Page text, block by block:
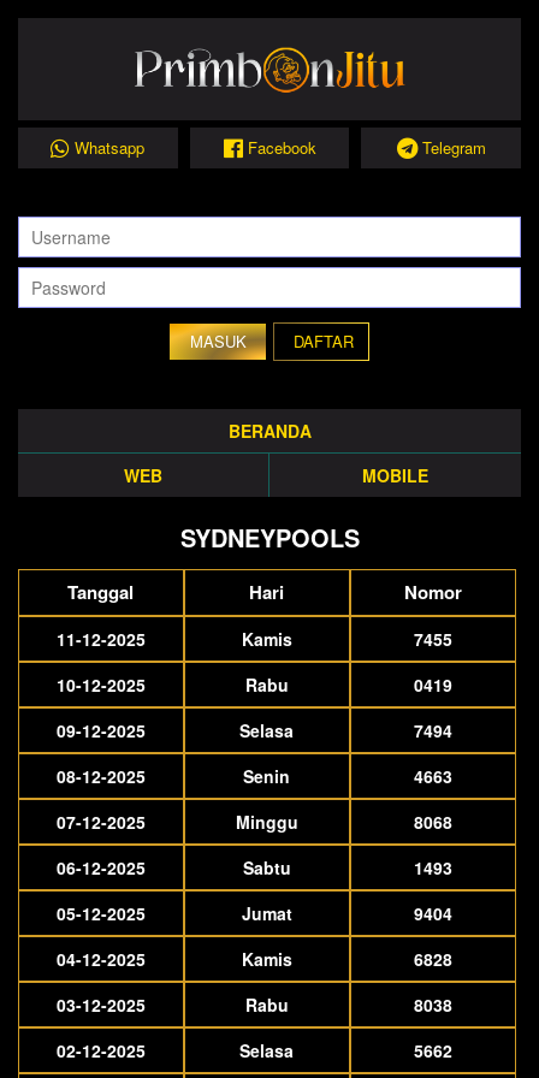
Whatsapp Facebook Telegram
DAFTAR
BERANDA
WEB
MOBILE
SYDNEYPOOLS
Tanggal Hari Nomor
11-12-2025 Kamis
7455
10-12-2025
Rabu
0419
09-12-2025
Selasa
7494
08-12-2025
Senin
4663
07-12-2025
Minggu
8068
06-12-2025
Sabtu
1493
05-12-2025
Jumat
9404
04-12-2025
Kamis
6828
03-12-2025
Rabu
8038
02-12-2025
Selasa 5662